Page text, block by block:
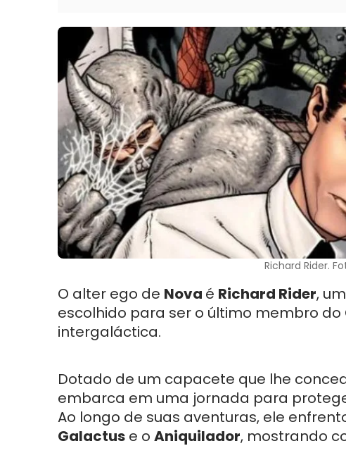
Richard Rider.
O alter ego de Nova é Richard Rider,
escolhido para ser o último membro do
intergaláctica.
Dotado de um capacete que lhe
embarca em uma jornada para
Ao longo de suas aventuras, ele
Galactus e o Aniquilador, mostrando